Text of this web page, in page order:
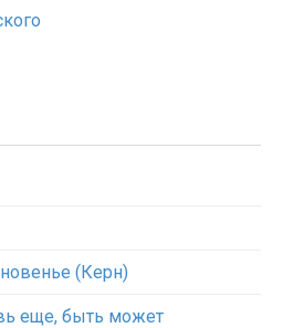
(Керн)
еще, быть может